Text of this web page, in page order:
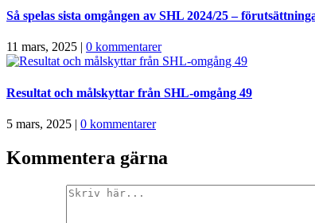
Så spelas sista omgången av SHL 2024/25 –
11 mars, 2025 0 kommentarer
Resultat och målskyttar från SHL-omgång 49
5 mars, 2025 | 0 kommentarer
Kommentera gärna